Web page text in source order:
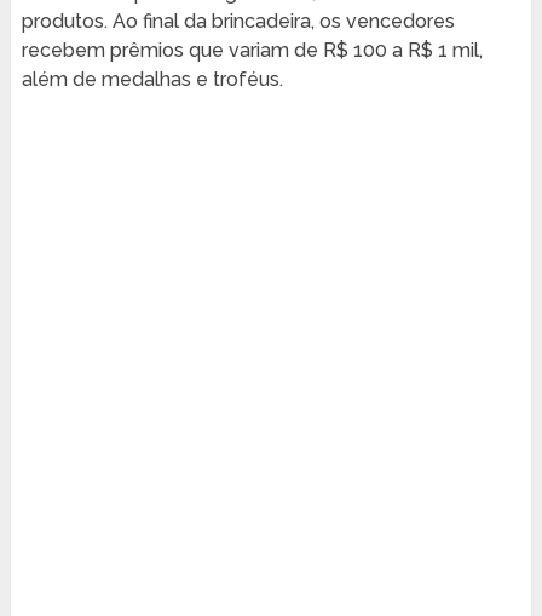
produtos. Ao final da brincadeira, os vencedores
recebem prêmios que variam de R$ 100 a R$ 1 mil,
além de medalhas e troféus.